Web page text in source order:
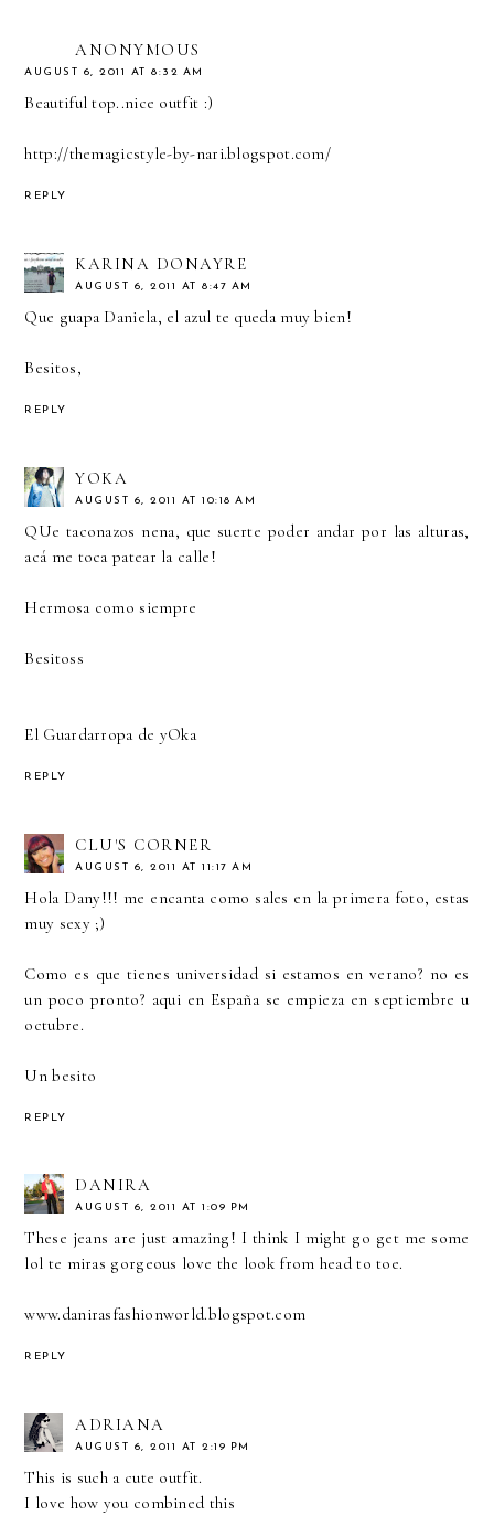
ANONYMOUS
AUGUST 6, 2011 AT 8:32 AM
Beautiful top..nice outfit :)
http://themagicstyle-by-nari.blogspot.com/
REPLY
KARINA DONAYRE
AUGUST 6, 2011 AT 8:47 AM
Que guapa Daniela, el azul te queda muy bien!
Besitos,
REPLY
YOKA
AUGUST 6, 2011 AT 10:18 AM
QUe taconazos nena, que suerte poder andar por las alturas,
acá me toca patear la calle!
Hermosa como siempre
Besitoss
El Guardarropa de yOka
REPLY
CLU'S CORNER
AUGUST 6, 2011 AT 11:17 AM
Hola Dany!!! me encanta como sales en la primera foto, estas
muy sexy ;)
Como es que tienes universidad si estamos en verano? no es
un poco pronto? aqui en España se empieza en septiembre u
octubre.
Un besito
REPLY
DANIRA
AUGUST 6, 2011 AT 1:09 PM
These jeans are just amazing! I think I might go get me some
lol te miras gorgeous love the look from head to toe.
www.danirasfashionworld.blogspot.com
REPLY
ADRIANA
AUGUST 6, 2011 AT 2:19 PM
This is such a cute outfit.
I love how you combined this